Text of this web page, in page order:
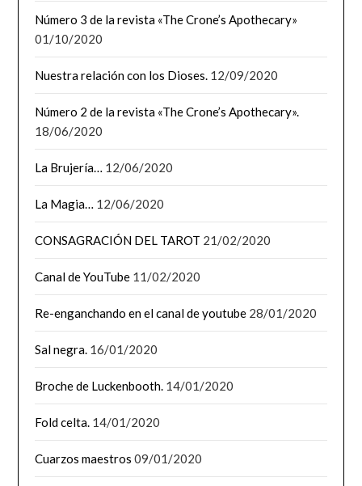
Número 3 de la revista «The Crone’s Apothecary»
01/10/2020
Nuestra relación con los Dioses. 12/09/2020
Número 2 de la revista «The Crone’s Apothecary».
18/06/2020
La Brujería… 12/06/2020
La Magia… 12/06/2020
CONSAGRACIÓN DEL TAROT 21/02/2020
Canal de YouTube 11/02/2020
Re-enganchando en el canal de youtube 28/01/2020
Sal negra. 16/01/2020
Broche de Luckenbooth. 14/01/2020
Fold celta. 14/01/2020
Cuarzos maestros 09/01/2020